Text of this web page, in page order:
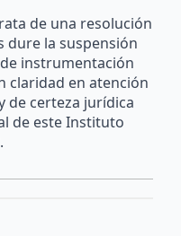
de una resolución
dure la suspensión
instrumentación
claridad en atención
de certeza jurídica
de este Instituto